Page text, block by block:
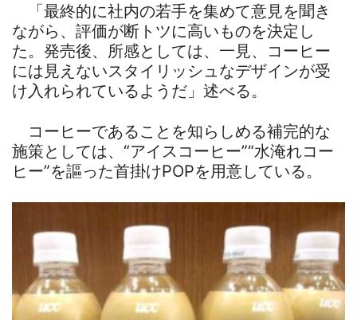
「最終的に社内の若手を集めて意見を聞き
ながら、評価が断トツに高いものを決定し
た。発売後、所感としては、一見、コーヒー
には見えないスタイリッシュなデザインが受
け入れられているようだ」述べる。
コーヒーであることを知らしめる補完的な
施策としては、“アイスコーヒー”“水淹れコー
ヒー”を謳った首掛けPOPを用意している。